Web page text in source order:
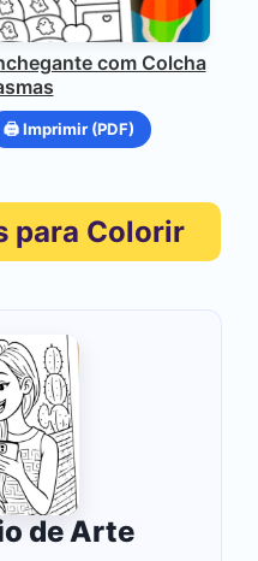
com Colcha
🖨️ Imprimir (PDF)
para Colorir
de Arte